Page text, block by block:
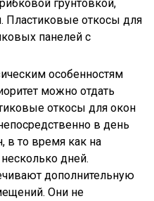
грунтовкой,
Пластиковые откосы для
панелей с
особенностям
можно отдать
откосы для окон
в день
в то время как на
дней.
дополнительную
Они не